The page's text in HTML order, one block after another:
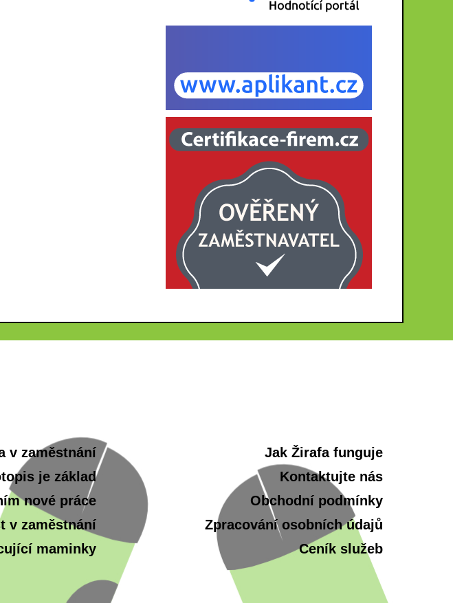
v zaměstnání
je základ
nové práce
v zaměstnání
maminky
Jak Žirafa funguje
Kontaktujte nás
Obchodní podmínky
Zpracování osobních údajů
Ceník služeb